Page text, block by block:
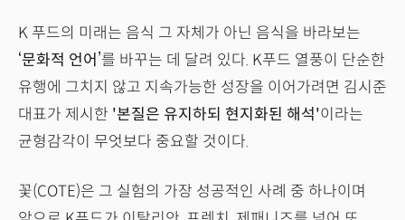
K 푸드의 미래는 음식 그 자체가 아닌 음식을 바라보는
‘문화적 언어’를 바꾸는 데 달려 있다. K푸드 열풍이 단순한
유행에 그치지 않고 지속가능한 성장을 이어가려면 김시준
대표가 제시한 '본질은 유지하되 현지화된 해석'이라는
균형감각이 무엇보다 중요할 것이다.
꽃(COTE)은 그 실험의 가장 성공적인 사례 중 하나이며